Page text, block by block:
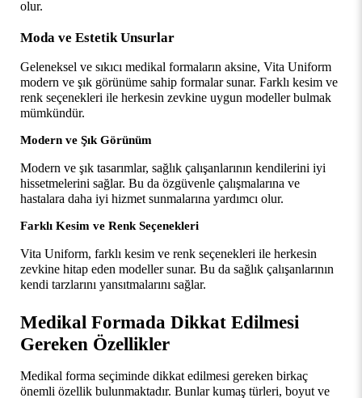
olur.
Moda ve Estetik Unsurlar
Geleneksel ve sıkıcı medikal formaların aksine, Vita Uniform
modern ve şık görünüme sahip formalar sunar. Farklı kesim ve
renk seçenekleri ile herkesin zevkine uygun modeller bulmak
mümkündür.
Modern ve Şık Görünüm
Modern ve şık tasarımlar, sağlık çalışanlarının kendilerini iyi
hissetmelerini sağlar. Bu da özgüvenle çalışmalarına ve
hastalara daha iyi hizmet sunmalarına yardımcı olur.
Farklı Kesim ve Renk Seçenekleri
Vita Uniform, farklı kesim ve renk seçenekleri ile herkesin
zevkine hitap eden modeller sunar. Bu da sağlık çalışanlarının
kendi tarzlarını yansıtmalarını sağlar.
Medikal Formada Dikkat Edilmesi
Gereken Özellikler
Medikal forma seçiminde dikkat edilmesi gereken birkaç
önemli özellik bulunmaktadır. Bunlar kumaş türleri, boyut ve